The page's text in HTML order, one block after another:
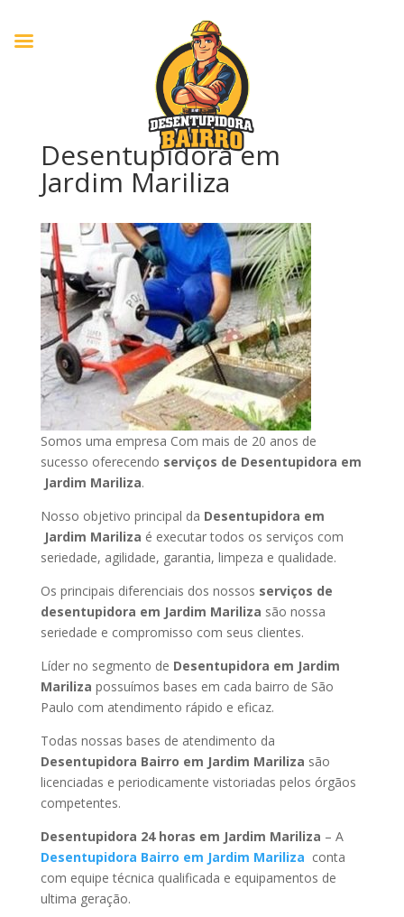
Desentupidora em
Jardim Mariliza
Somos uma empresa Com mais de 20 anos de
sucesso oferecendo serviços de Desentupidora em
Jardim Mariliza.
Nosso objetivo principal da Desentupidora em
Jardim Mariliza é executar todos os serviços com
seriedade, agilidade, garantia, limpeza e qualidade.
Os principais diferenciais dos nossos serviços de
desentupidora em Jardim Mariliza são nossa
seriedade e compromisso com seus clientes.
Líder no segmento de Desentupidora em Jardim
Mariliza possuímos bases em cada bairro de São
Paulo com atendimento rápido e eficaz.
Todas nossas bases de atendimento da
Desentupidora Bairro em Jardim Mariliza são
licenciadas e periodicamente vistoriadas pelos órgãos
competentes.
Desentupidora 24 horas em Jardim Mariliza – A
Desentupidora Bairro em Jardim Mariliza conta
com equipe técnica qualificada e equipamentos de
ultima geração.